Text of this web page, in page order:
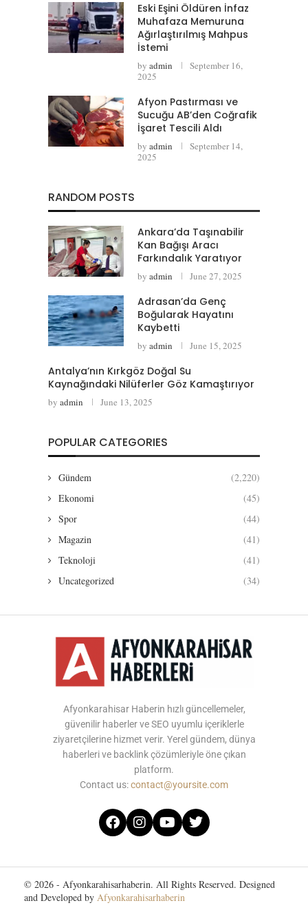
Eski Eşini Öldüren İnfaz
Muhafaza Memuruna
Ağırlaştırılmış Mahpus
İstemi
by admin
September 16,
2025
Afyon Pastırması ve
Sucuğu AB’den Coğrafik
İşaret Tescili Aldı
by admin
September 14,
2025
RANDOM POSTS
Ankara’da Taşınabilir
Kan Bağışı Aracı
Farkındalık Yaratıyor
by admin June 27, 2025
Adrasan’da Genç
Boğularak Hayatını
Kaybetti
by admin June 15, 2025
Antalya’nın Kırkgöz Doğal Su
Kaynağındaki Nilüferler Göz Kamaştırıyor
by admin June 13, 2025
POPULAR CATEGORIES
Gündem
(2,220)
Ekonomi
(45)
Spor
(44)
Magazin
(41)
Teknoloji
(41)
Uncategorized
(34)
Afyonkarahisar Haberin hızlı güncellemeler,
güvenilir haberler ve SEO uyumlu içeriklerle
ziyaretçilerine hizmet verir. Yerel gündem, dünya
haberleri ve backlink çözümleriyle öne çıkan
platform.
Contact us:contact@yoursite.com
© 2026 - Afyonkarahisarhaberin. All Rights Reserved. Designed
and Developed by Afyonkarahisarhaberin